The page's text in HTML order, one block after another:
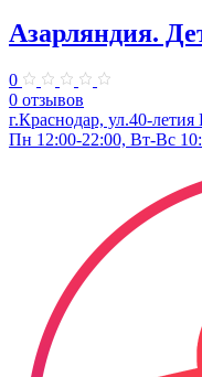
Азарляндия.
0
0 отзывов
г.Краснодар, ул.40-
Пн 12:00-22:00, Вт-Вс